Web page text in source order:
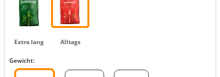
Extra lang Alltags
Gewicht: